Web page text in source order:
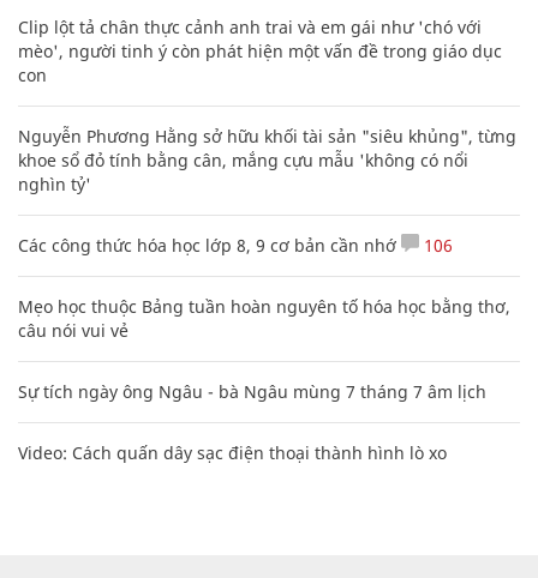
Clip lột tả chân thực cảnh anh trai và em gái như 'chó với
mèo', người tinh ý còn phát hiện một vấn đề trong giáo dục
con
Nguyễn Phương Hằng sở hữu khối tài sản "siêu khủng", từng
khoe sổ đỏ tính bằng cân, mắng cựu mẫu 'không có nổi
nghìn tỷ'
Các công thức hóa học lớp 8, 9 cơ bản cần nhớ 106
Mẹo học thuộc Bảng tuần hoàn nguyên tố hóa học bằng thơ,
câu nói vui vẻ
Sự tích ngày ông Ngâu - bà Ngâu mùng 7 tháng 7 âm lịch
Video: Cách quấn dây sạc điện thoại thành hình lò xo